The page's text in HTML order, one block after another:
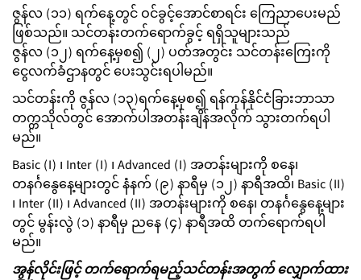
ဇွန်လ (၁၁) ရက်နေ့တွင် ဝင်ခွင့်အောင်စာရင်း ကြေညာပေးမည်
ဖြစ်သည်။ သင်တန်းတက်ရောက်ခွင့် ရရှိသူများသည်
ဇွန်လ (၁၂) ရက်နေ့မှစ၍ (၂) ပတ်အတွင်း သင်တန်းကြေးကို
ငွေလက်ခံဌာနတွင် ပေးသွင်းရပါမည်။
သင်တန်းကို ဇွန်လ (၁၃)ရက်နေ့မှစ၍ ရန်ကုန်နိုင်ငံခြားဘာသာ
တက္ကသိုလ်တွင် အောက်ပါအတန်းချိန်အလိုက် သွားတက်ရပါ
မည်။ ‌
Basic (I) ၊ Inter (I) ၊ Advanced (I) အတန်းများကို စနေ၊
တနင်္ဂနွေနေ့များတွင် နံနက် (၉) နာရီမှ (၁၂) နာရီအထိ၊ Basic (II)
၊ Inter (II) ၊ Advanced (II) အတန်းများကို စနေ၊ တနင်္ဂနွေနေ့များ
တွင် မွန်းလွဲ (၁) နာရီမှ ညနေ (၄) နာရီအထိ တက်ရောက်ရပါ
မည်။
အွန်လိုင်းဖြင့် တက်ရောက်ရမည့်သင်တန်းအတွက် လျှောက်ထား